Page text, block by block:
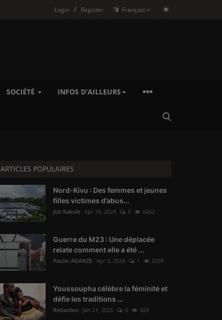
Login / Register Français
SOCIÉTÉ INFOS D'AILLEURS
ARTICLES POPULAIRES
Nord-Kivu : Des femmes et jeunes
filles victimes d’abus...
Job Kakule Apr 16, 2024 0 6262
Guerre du M23 : Une déplacée
relate comment elle a été ...
Paulin AGANZE Apr 5, 2024 1 2039
Youssoupha célèbre la féminité et
défie les traditions ...
Rédaction Jan 21, 2025 0 924